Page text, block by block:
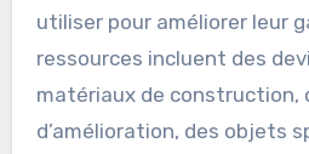
utiliser pour améliorer leur
ressources incluent des
matériaux de construction,
d’amélioration, des objets